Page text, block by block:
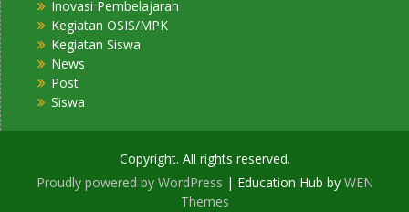
Inovasi Pembelajaran
Kegiatan OSIS/MPK
Kegiatan Siswa
News
Post
Siswa
Copyright. All rights reserved.
Proudly powered by WordPress | Education Hub by WEN
Themes